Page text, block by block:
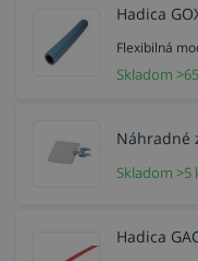
Hadica
Flexibilná
Skladom
Náhradné
Skladom >5
Hadica